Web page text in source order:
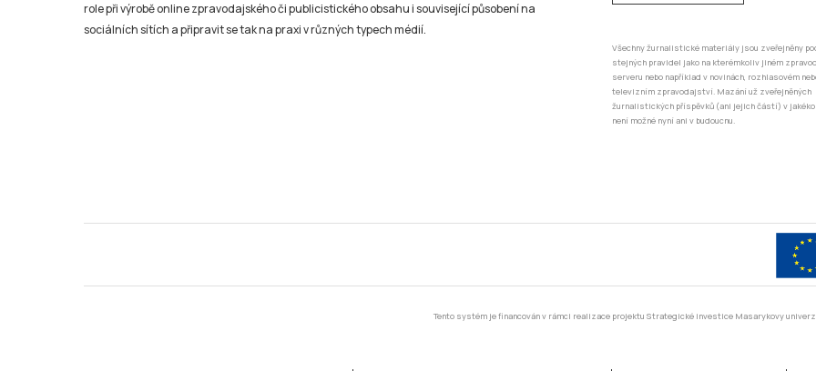
role při výrobě online zpravodajského či publicistického obsahu i související působení na
sociálních sítích a připravit se tak na praxi v různých typech médií.
Všechny žurnalistické materiály jsou zveřejněny
stejných pravidel jako na kterémkoliv jiném
serveru nebo například v novinách, rozhlasovém
televizním zpravodajství. Mazání už zveřejněných
žurnalistických příspěvků (ani jejich částí) v
není možné nyní ani v budoucnu.
Tento systém je financován v rámci realizace projektu Strategické investice Masarykovy